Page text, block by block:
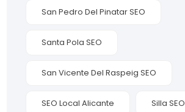
San Pedro Del Pinatar SEO
Santa Pola SEO
San Vicente Del Raspeig SEO
SEO Local Alicante Silla SEO